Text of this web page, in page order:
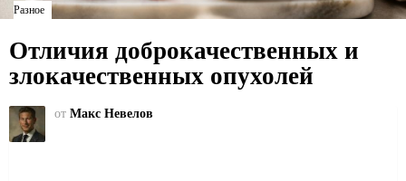
Разное
Отличия доброкачественных и
злокачественных опухолей
от Макс Невелов